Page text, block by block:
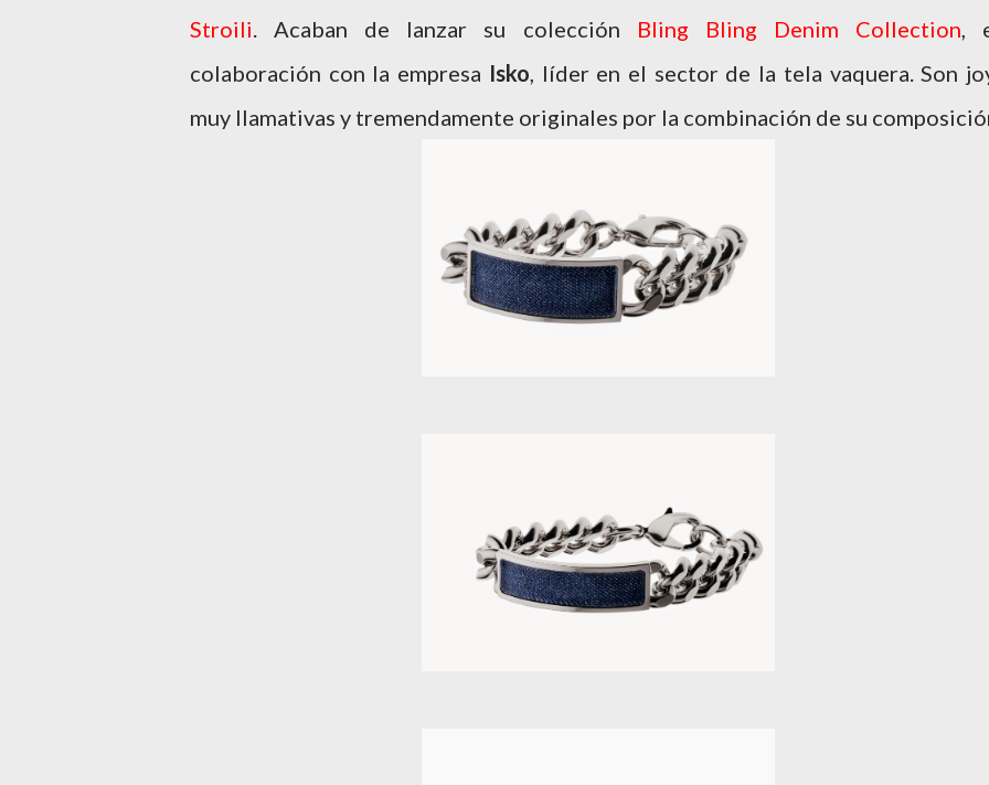
Stroili. Acaban de lanzar su colección Bling Bling Denim Collection,
colaboración con la empresa Isko, líder en el sector de la tela vaquera. Son
muy llamativas y tremendamente originales por la combinación de su